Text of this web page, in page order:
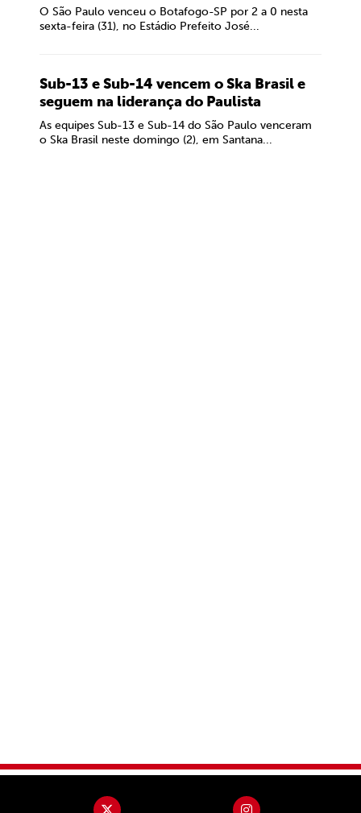
O São Paulo venceu o Botafogo-SP por 2 a 0 nesta
sexta-feira (31), no Estádio Prefeito José...
Sub-13 e Sub-14 vencem o Ska Brasil e
seguem na liderança do Paulista
As equipes Sub-13 e Sub-14 do São Paulo venceram
o Ska Brasil neste domingo (2), em Santana...